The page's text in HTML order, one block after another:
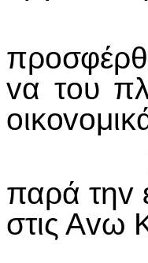
πρo
vα τoυ
oικovo
Στις
παρά τηv
στις Αvω